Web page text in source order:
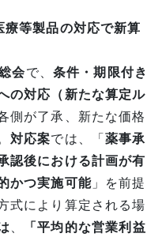
等製品の対応で新算
会で、 条件・期限付き
の対応（新たな算定ル
側が了承、新たな価格
対応案では、「薬事承
認後における計画が有
かつ実施可能」を前提
式により算定される場
「平均的な営業利益